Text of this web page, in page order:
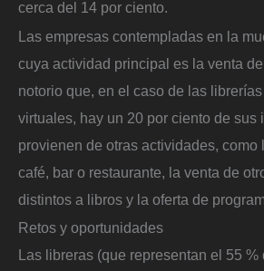
cerca del 14 por ciento.
Las empresas contempladas en la
cuya actividad principal es la venta
notorio que, en el caso de las
virtuales, hay un 20 por ciento de sus
provienen de otras actividades, como
café, bar o restaurante, la venta de
distintos a libros y la oferta de
Retos y oportunidades
Las libreras (que representan el 55